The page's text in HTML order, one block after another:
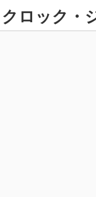
ロック・